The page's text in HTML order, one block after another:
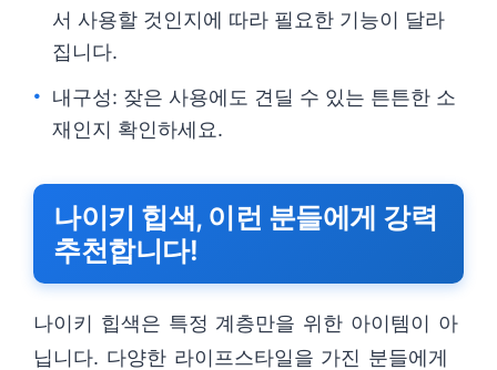
서 사용할 것인지에 따라 필요한 기능이 달라
집니다.
내구성: 잦은 사용에도 견딜 수 있는 튼튼한 소
재인지 확인하세요.
나이키 힙색, 이런 분들에게 강력
추천합니다!
나이키 힙색은 특정 계층만을 위한 아이템이 아
닙니다. 다양한 라이프스타일을 가진 분들에게